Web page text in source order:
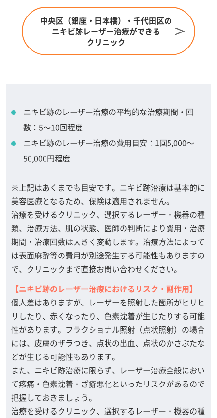
中央区（銀座・日本橋）・千代田区の
ニキビ跡レーザー治療ができる
クリニック
ニキビ跡のレーザー治療の平均的な治療期間・回
数：5～10回程度
ニキビ跡のレーザー治療の費用目安：1回5,000～
50,000円程度
※上記はあくまでも目安です。ニキビ跡治療は基本的に
美容医療となるため、保険は適用されません。
治療を受けるクリニック、選択するレーザー・機器の種
類、治療方法、肌の状態、医師の判断により費用・治療
期間・治療回数は大きく変動します。治療方法によって
は表面麻酔等の費用が別途発生する可能性もありますの
で、クリニックまで直接お問い合わせください。
【ニキビ跡のレーザー治療におけるリスク・副作用】
個人差はありますが、レーザーを照射した箇所がヒリヒ
リしたり、赤くなったり、色素沈着が生じたりする可能
性があります。フラクショナル照射（点状照射）の場合
には、皮膚のザラつき、点状の出血、点状のかさぶたな
どが生じる可能性もあります。
また、ニキビ跡治療に限らず、レーザー治療全般におい
て疼痛・色素沈着・ざ瘡悪化といったリスクがあるので
把握しておきましょう。
治療を受けるクリニック、選択するレーザー・機器の種